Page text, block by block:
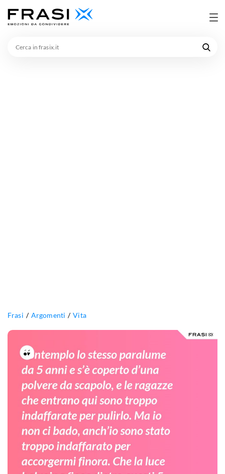
Frasi Argomenti Vita
Contemplo
lo
stesso
paralume
da
anni